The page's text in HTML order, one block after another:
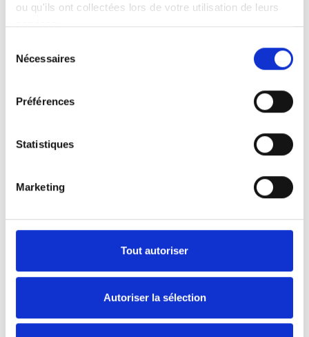
ou qu'ils ont collectées lors de votre utilisation de leurs
services.
Nécessaires
Préférences
Statistiques
Marketing
Tout autoriser
Autoriser la sélection
Plus de témoignages
Turny Evo
Chair Topper
Carospeed Classic
Produits
E-Series